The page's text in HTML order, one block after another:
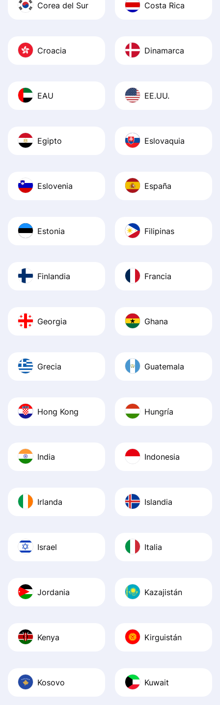
Corea del Sur Costa Rica
Croacia Dinamarca
EAU EE.UU.
Egipto Eslovaquia
Eslovenia España
Estonia Filipinas
Finlandia Francia
Georgia Ghana
Grecia Guatemala
Hong Kong Hungría
India Indonesia
Irlanda Islandia
Israel Italia
Jordania Kazajistán
Kenya Kirguistán
Kosovo Kuwait